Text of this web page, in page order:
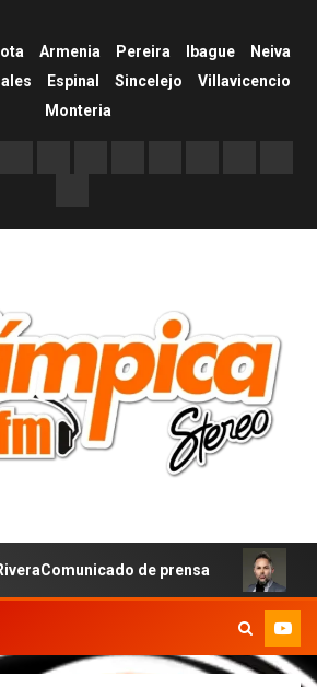
Armenia Pereira Ibague
Neiva
Espinal Sincelejo
Villavicencio
Monteria
de prensa MARCOS